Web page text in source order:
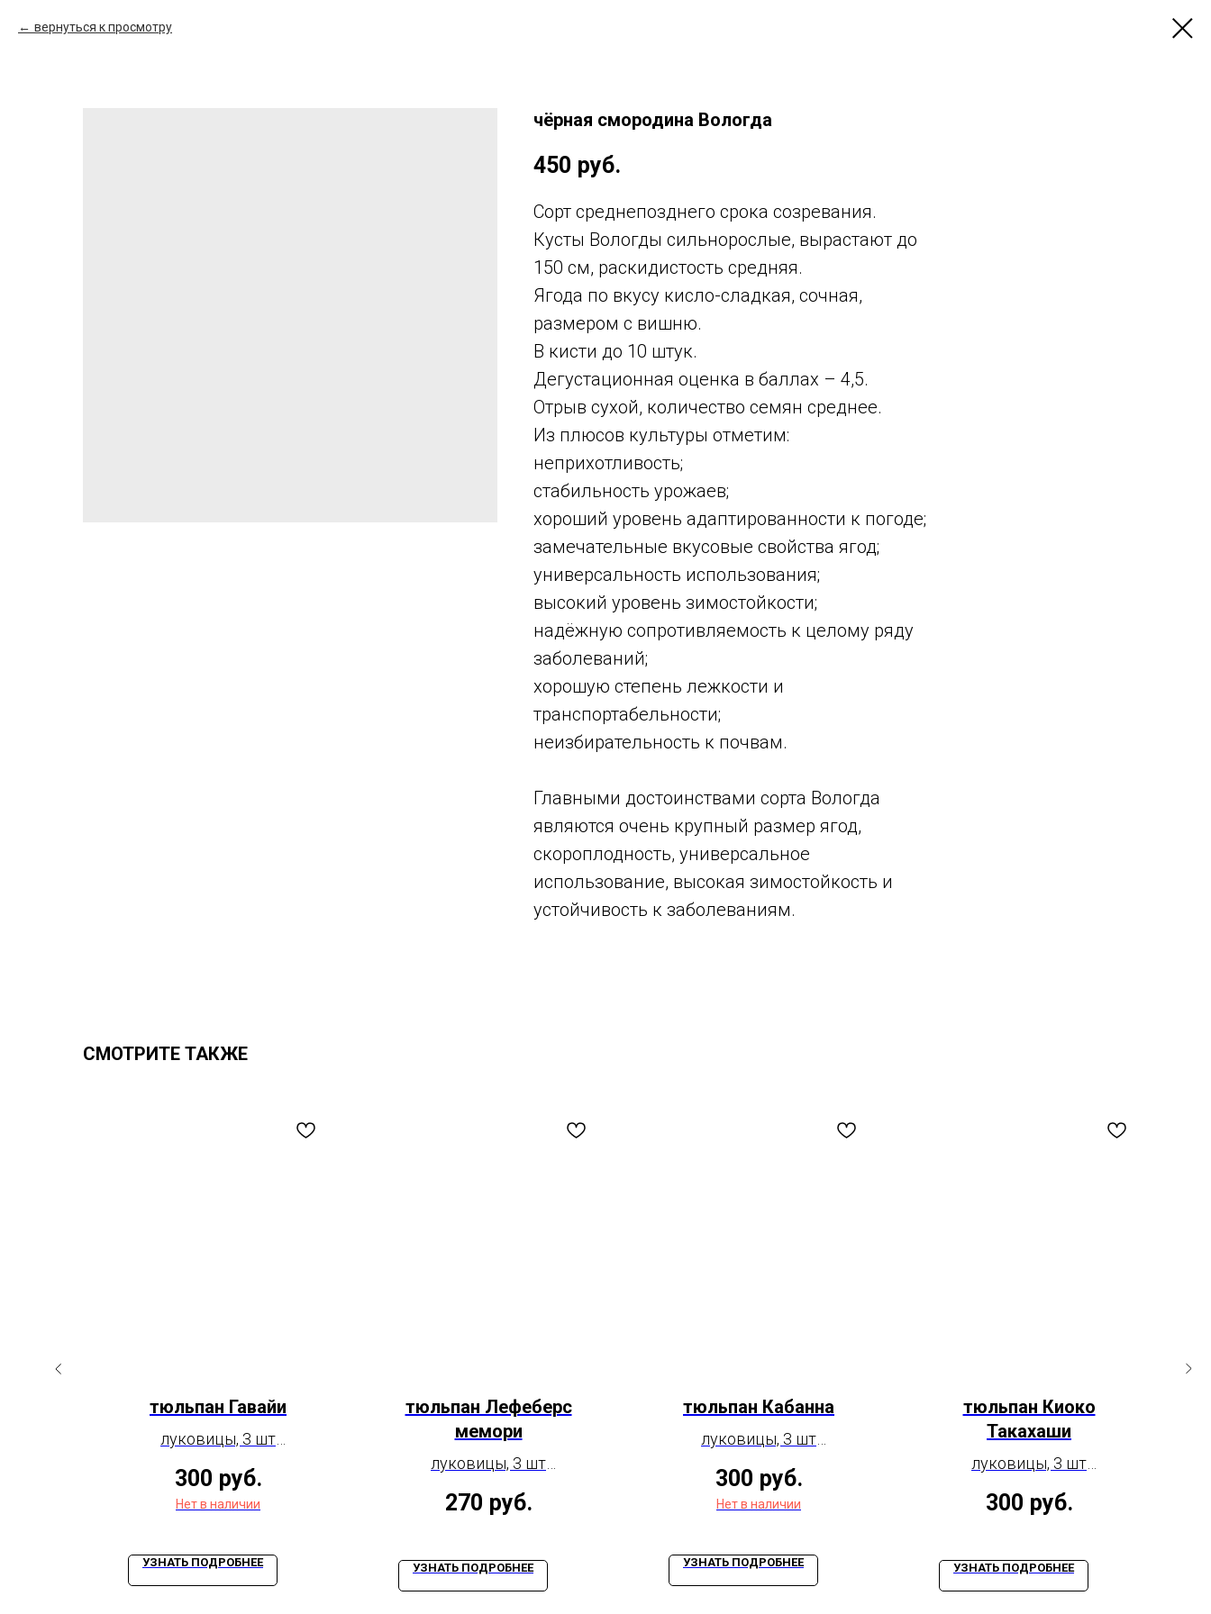
вернуться к просмотру
чёрная смородина Вологда
450 руб.
Сорт среднепозднего срока созревания.
Кусты Вологды сильнорослые, вырастают до
150 см, раскидистость средняя.
Ягода по вкусу кисло-сладкая, сочная,
размером с вишню.
В кисти до 10 штук.
Дегустационная оценка в баллах – 4,5.
Отрыв сухой, количество семян среднее.
Из плюсов культуры отметим:
неприхотливость;
стабильность урожаев;
хороший уровень адаптированности к погоде;
замечательные вкусовые свойства ягод;
универсальность использования;
высокий уровень зимостойкости;
надёжную сопротивляемость к целому ряду
заболеваний;
хорошую степень лежкости и
транспортабельности;
неизбирательность к почвам.
Главными достоинствами сорта Вологда
являются очень крупный размер ягод,
скороплодность, универсальное
использование, высокая зимостойкость и
устойчивость к заболеваниям.
СМОТРИТЕ ТАКЖЕ
тюльпан Гавайи
луковицы, 3 шт
11/12)
300 руб.
Нет в наличии
УЗНАТЬ ПОДРОБНЕЕ
тюльпан Лефеберс
мемори
луковицы, 3 шт
11/12)
270 руб.
УЗНАТЬ ПОДРОБНЕЕ
тюльпан Кабанна
луковицы, 3 шт
10/12)
300 руб.
Нет в наличии
УЗНАТЬ ПОДРОБНЕЕ
тюльпан Киоко
Такахаши
луковицы, 3 шт
11/12)
300 руб.
УЗНАТЬ ПОДРОБНЕЕ